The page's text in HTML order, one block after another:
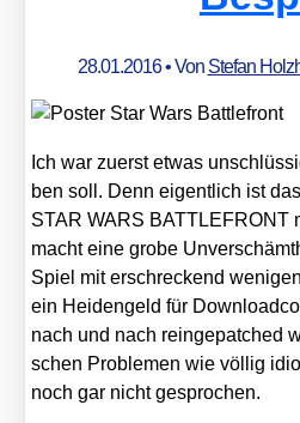
28.01.2016• Von Stefan
Ich war zuerst etwas
ben soll. Denn eigent­lich ist
STAR WARS BATTLEFRONT
macht eine gro­be
Spiel mit erschre­ckend
ein Hei­den­geld für
nach und nach rein­ge­patched
schen Pro­ble­men wie völ­lig
noch gar nicht gespro­chen.